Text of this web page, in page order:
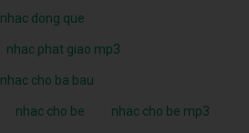
nhac dong que
nhac phat giao mp3
nhac cho ba bau
nhac cho be nhac cho be mp3